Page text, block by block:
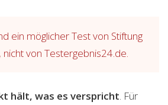
ein möglicher Test von Stiftung
von Testergebnis24.de.
hält, was es verspricht. Für